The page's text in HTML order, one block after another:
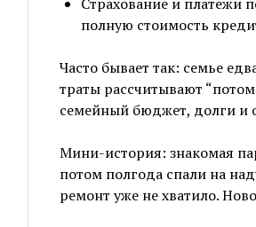
полную стоимость
Часто бывает так: семье
траты рассчитывают
семейный бюджет, долги и
Мини-история: знакомая
потом полгода спали на
ремонт уже не хватило.